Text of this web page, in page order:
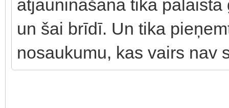
atjaunināšana tika
un šai brīdī. Un tika
nosaukumu, kas vairs nav